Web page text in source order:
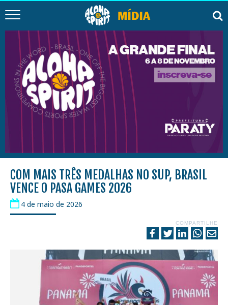
COM MAIS TRÊS MEDALHAS NO SUP, BRASIL
VENCE O PASA GAMES 2026
4 de maio de 2026
COMPARTILHE